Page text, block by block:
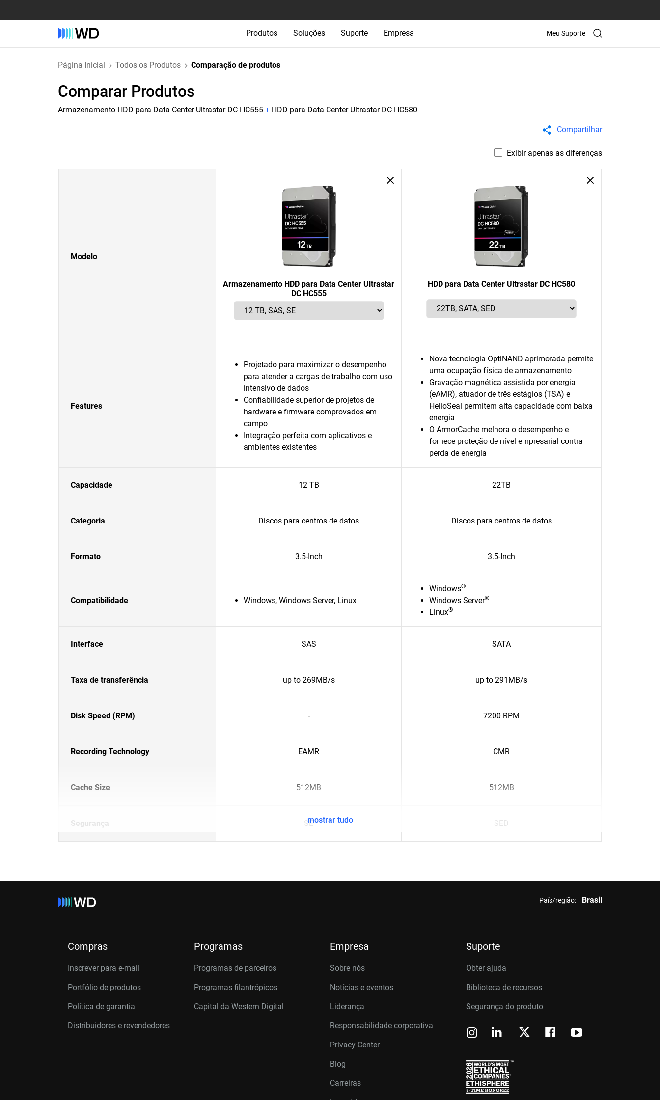
Produtos Soluções Suporte Empresa Meu Suporte
Página Inicial Todos os Produtos Comparação de produtos
Comparar Produtos
Armazenamento HDD para Data Center Ultrastar DC HC555 + HDD para Data Center Ultrastar DC HC580
Compartilhar
Exibir apenas as diferenças
Modelo
Armazenamento HDD para Data Center Ultrastar
DC HC555
HDD para Data Center Ultrastar DC HC580
Features
Projetado para maximizar o desempenho
para atender a cargas de trabalho com uso
intensivo de dados
Confiabilidade superior de projetos de
hardware e firmware comprovados em
campo
Integração perfeita com aplicativos e
ambientes existentes
Nova tecnologia OptiNAND aprimorada permite
uma ocupação física de armazenamento
Gravação magnética assistida por energia
(eAMR), atuador de três estágios (TSA) e
HelioSeal permitem alta capacidade com baixa
energia
O ArmorCache melhora o desempenho e
fornece proteção de nível empresarial contra
perda de energia
Capacidade 12 TB 22TB
Categoria Discos para centros de datos Discos para centros de datos
Formato 3.5-Inch 3.5-Inch
Compatibilidade Windows, Windows Server, Linux
Windows®
Windows Server®
Linux®
Interface SAS SATA
Taxa de transferência up to 269MB/s up to 291MB/s
Disk Speed (RPM) - 7200 RPM
Recording Technology EAMR CMR
Cache Size 512MB 512MB
Segurança SE SED
mostrar tudo
País/região: Brasil
Compras
Inscrever para e-mail
Portfólio de produtos
Política de garantia
Distribuidores e revendedores
Programas
Programas de parceiros
Programas filantrópicos
Capital da Western Digital
Empresa
Sobre nós
Notícias e eventos
Liderança
Responsabilidade corporativa
Privacy Center
Blog
Carreiras
Suporte
Obter ajuda
Biblioteca de recursos
Segurança do produto